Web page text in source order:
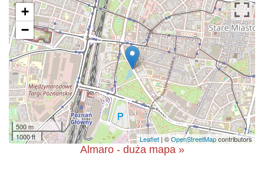
+
−
500 m
1000 ft
Leaflet | ©OpenStreetMapcontributors
Almaro - duża mapa »